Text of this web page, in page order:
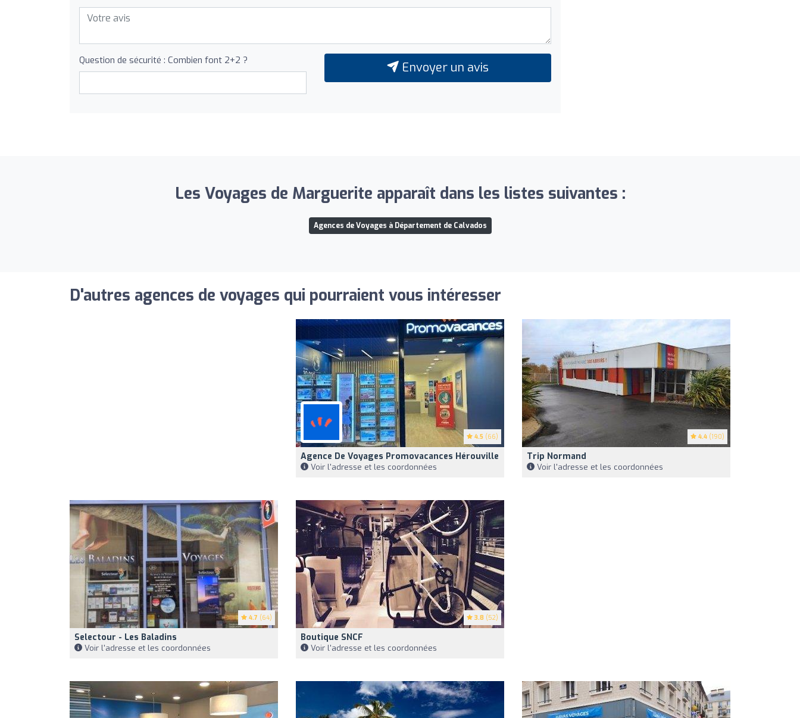
Question de sécurité : Combien font 2+2 ? Envoyer un avis
Les Voyages de Marguerite apparaît dans les listes suivantes :
Agences de Voyages à Département de Calvados
D'autres agences de voyages qui pourraient vous intéresser
4.5 (66)
Agence De Voyages Promovacances Hérouville
Voir l'adresse et les coordonnées
4.4 (190)
Trip Normand
Voir l'adresse et les coordonnées
4.7 (64)
Selectour - Les Baladins
Voir l'adresse et les coordonnées
3.8 (52)
Boutique SNCF
Voir l'adresse et les coordonnées